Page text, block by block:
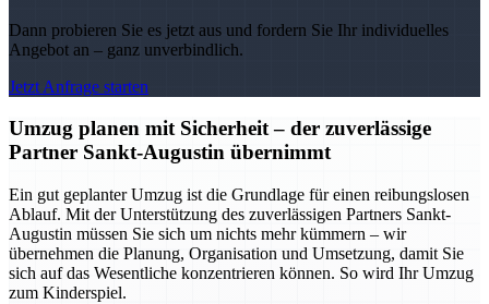
Dann probieren Sie es jetzt aus und fordern Sie Ihr individuelles
Angebot an – ganz unverbindlich.
Jetzt Anfrage starten
Umzug planen mit Sicherheit – der zuverlässige
Partner Sankt-Augustin übernimmt
Ein gut geplanter Umzug ist die Grundlage für einen reibungslosen
Ablauf. Mit der Unterstützung des zuverlässigen Partners Sankt-
Augustin müssen Sie sich um nichts mehr kümmern – wir
übernehmen die Planung, Organisation und Umsetzung, damit Sie
sich auf das Wesentliche konzentrieren können. So wird Ihr Umzug
zum Kinderspiel.